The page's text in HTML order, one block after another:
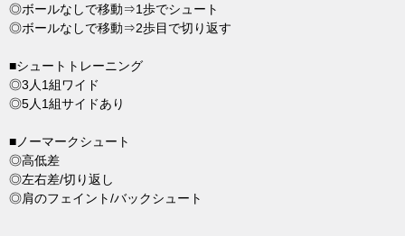
◎ボールなしで移動⇒1歩でシュート
◎ボールなしで移動⇒2歩目で切り返す
■シュートトレーニング
◎3人1組ワイド
◎5人1組サイドあり
■ノーマークシュート
◎高低差
◎左右差/切り返し
◎肩のフェイント/バックシュート